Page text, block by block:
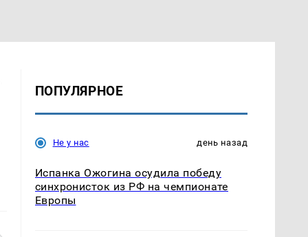
ПОПУЛЯРНОЕ
Не у нас день назад
Испанка Ожогина осудила победу
синхронисток из РФ на чемпионате
Европы